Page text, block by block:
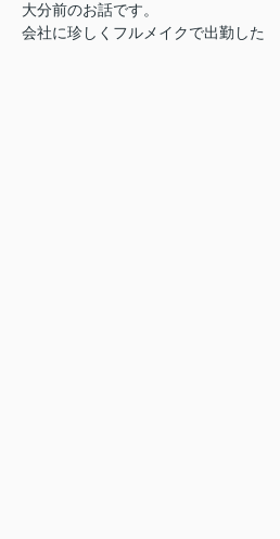
大分前のお話です。
会社に珍しくフルメイクで出勤した